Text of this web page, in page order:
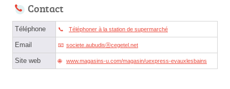
Contact
Téléphone Téléphoner à la station de supermarché
Email societe.aubudisⓐcegetel.net
Site web www.magasins-u.com/magasin/uexpress-evauxlesbains